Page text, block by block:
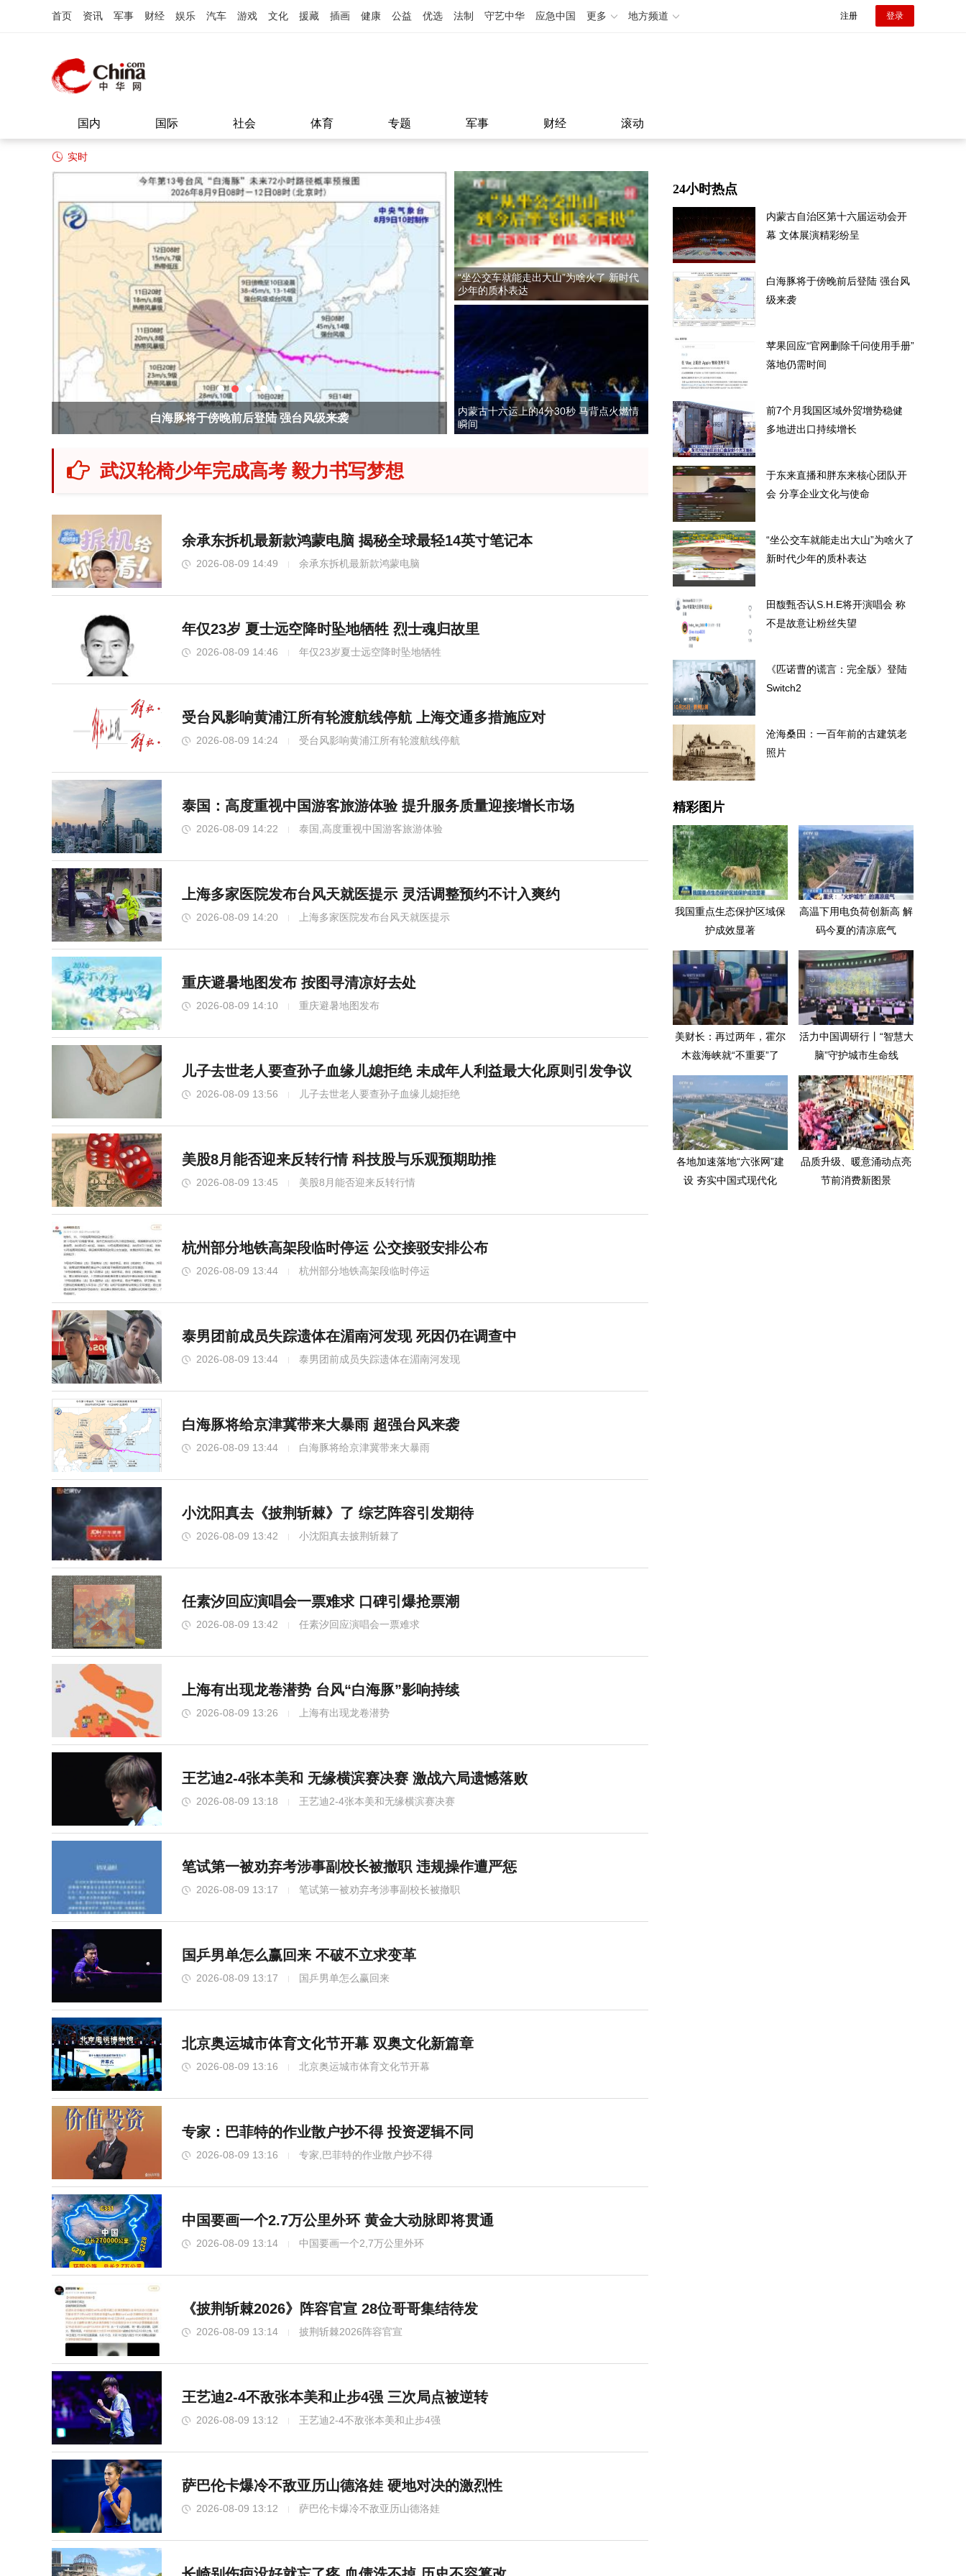
首页 资讯 军事 财经 娱乐 汽车 游戏 文化 援藏 插画 健康 公益 优选 法制 守艺中华 应急中国 更多 地方频道 注册 登录
国内 国际 社会 体育 专题 军事 财经 滚动
实时
白海豚将于傍晚前后登陆 强台风级来袭 苹果回应“官网删除千问使用手册” 落地仍需时间
“坐公交车就能走出大山”为啥火了 新时代
少年的质朴表达
内蒙古十六运上的4分30秒 马背点火燃情
瞬间
武汉轮椅少年完成高考 毅力书写梦想
余承东拆机最新款鸿蒙电脑 揭秘全球最轻14英寸笔记本
2026-08-09 14:49 余承东拆机最新款鸿蒙电脑
年仅23岁 夏士远空降时坠地牺牲 烈士魂归故里
2026-08-09 14:46 年仅23岁夏士远空降时坠地牺牲
受台风影响黄浦江所有轮渡航线停航 上海交通多措施应对
2026-08-09 14:24 受台风影响黄浦江所有轮渡航线停航
泰国：高度重视中国游客旅游体验 提升服务质量迎接增长市场
2026-08-09 14:22 泰国,高度重视中国游客旅游体验
上海多家医院发布台风天就医提示 灵活调整预约不计入爽约
2026-08-09 14:20 上海多家医院发布台风天就医提示
重庆避暑地图发布 按图寻清凉好去处
2026-08-09 14:10 重庆避暑地图发布
儿子去世老人要查孙子血缘儿媳拒绝 未成年人利益最大化原则引发争议
2026-08-09 13:56 儿子去世老人要查孙子血缘儿媳拒绝
美股8月能否迎来反转行情 科技股与乐观预期助推
2026-08-09 13:45 美股8月能否迎来反转行情
杭州部分地铁高架段临时停运 公交接驳安排公布
2026-08-09 13:44 杭州部分地铁高架段临时停运
泰男团前成员失踪遗体在湄南河发现 死因仍在调查中
2026-08-09 13:44 泰男团前成员失踪遗体在湄南河发现
白海豚将给京津冀带来大暴雨 超强台风来袭
2026-08-09 13:44 白海豚将给京津冀带来大暴雨
小沈阳真去《披荆斩棘》了 综艺阵容引发期待
2026-08-09 13:42 小沈阳真去披荆斩棘了
任素汐回应演唱会一票难求 口碑引爆抢票潮
2026-08-09 13:42 任素汐回应演唱会一票难求
上海有出现龙卷潜势 台风“白海豚”影响持续
2026-08-09 13:26 上海有出现龙卷潜势
王艺迪2-4张本美和 无缘横滨赛决赛 激战六局遗憾落败
2026-08-09 13:18 王艺迪2-4张本美和无缘横滨赛决赛
笔试第一被劝弃考涉事副校长被撤职 违规操作遭严惩
2026-08-09 13:17 笔试第一被劝弃考涉事副校长被撤职
国乒男单怎么赢回来 不破不立求变革
2026-08-09 13:17 国乒男单怎么赢回来
北京奥运城市体育文化节开幕 双奥文化新篇章
2026-08-09 13:16 北京奥运城市体育文化节开幕
专家：巴菲特的作业散户抄不得 投资逻辑不同
2026-08-09 13:16 专家,巴菲特的作业散户抄不得
中国要画一个2.7万公里外环 黄金大动脉即将贯通
2026-08-09 13:14 中国要画一个2,7万公里外环
《披荆斩棘2026》阵容官宣 28位哥哥集结待发
2026-08-09 13:14 披荆斩棘2026阵容官宣
王艺迪2-4不敌张本美和止步4强 三次局点被逆转
2026-08-09 13:12 王艺迪2-4不敌张本美和止步4强
萨巴伦卡爆冷不敌亚历山德洛娃 硬地对决的激烈性
2026-08-09 13:12 萨巴伦卡爆冷不敌亚历山德洛娃
24小时热点
内蒙古自治区第十六届运动会开
幕 文体展演精彩纷呈
白海豚将于傍晚前后登陆 强台风
级来袭
苹果回应“官网删除千问使用手册”
落地仍需时间
前7个月我国区域外贸增势稳健
多地进出口持续增长
于东来直播和胖东来核心团队开
会 分享企业文化与使命
“坐公交车就能走出大山”为啥火了
新时代少年的质朴表达
田馥甄否认S.H.E将开演唱会 称
不是故意让粉丝失望
《匹诺曹的谎言：完全版》登陆
Switch2
沧海桑田：一百年前的古建筑老
照片
精彩图片
我国重点生态保护区域保
护成效显著
高温下用电负荷创新高 解
码今夏的清凉底气
美财长：再过两年，霍尔
木兹海峡就“不重要”了
活力中国调研行丨“智慧大
脑”守护城市生命线
各地加速落地“六张网”建
设 夯实中国式现代化
品质升级、暖意涌动点亮
节前消费新图景